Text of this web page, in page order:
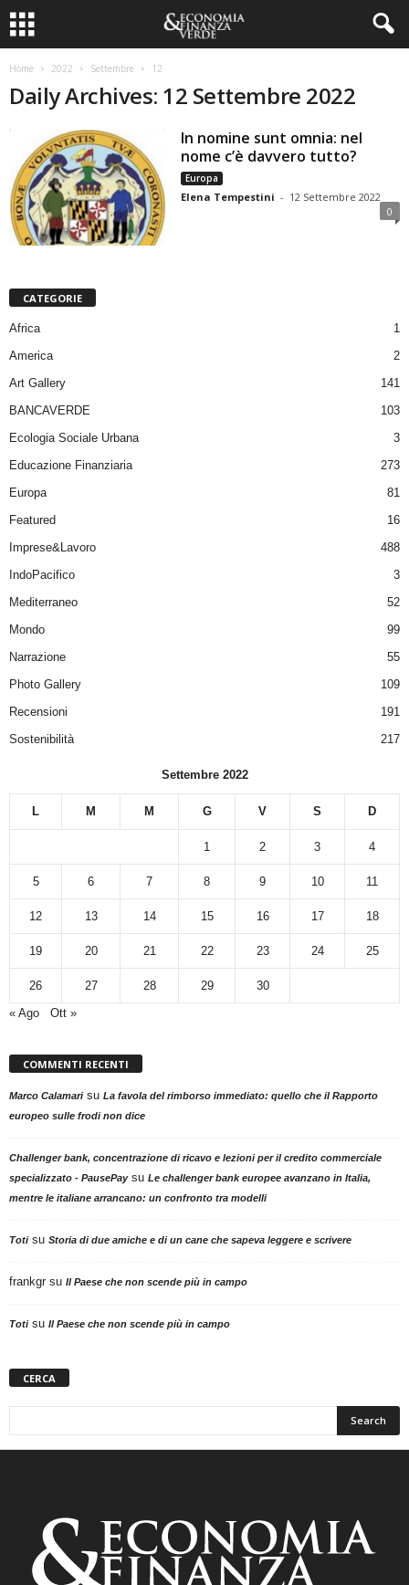
Home 2022 Settembre 12
Daily Archives: 12 Settembre 2022
In nomine sunt omnia: nel
nome c’è davvero tutto?
Europa
Elena Tempestini - 12 Settembre 2022
0
CATEGORIE
Africa
1
America
2
Art Gallery
141
BANCAVERDE
103
Ecologia Sociale Urbana
3
Educazione Finanziaria
273
Europa
81
Featured
16
Imprese&Lavoro
488
IndoPacifico
3
Mediterraneo
52
Mondo
99
Narrazione
55
Photo Gallery
109
Recensioni
191
Sostenibilità
217
Settembre 2022
L M M G V S D
1 2 3 4
5 6 7 8 9 10 11
12 13 14 15 16 17 18
19 20 21 22 23 24 25
26 27 28 29
30
« Ago
Ott »
COMMENTI RECENTI
Marco Calamarisu La favola del rimborso immediato: quello che il Rapporto
europeo sulle frodi non dice
Challenger bank, concentrazione di ricavo e lezioni per il credito commerciale
specializzato - PausePaysu Le challenger bank europee avanzano in Italia,
mentre le italiane arrancano: un confronto tra modelli
Totisu Storia di due amiche e di un cane che sapeva leggere e scrivere
frankgr su Il Paese che non scende più in campo
Totisu Il Paese che non scende più in campo
CERCA